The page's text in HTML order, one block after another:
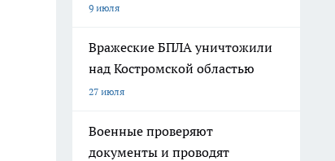
9 июля
Вражеские БПЛА уничтожили
над Костромской областью
27 июля
Военные проверяют
документы и проводят